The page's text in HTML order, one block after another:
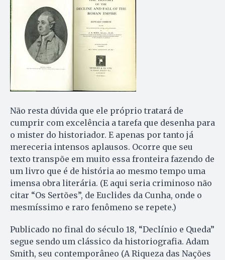
Não resta dúvida que ele próprio tratará de
cumprir com excelência a tarefa que desenha para
o mister do historiador. E apenas por tanto já
mereceria intensos aplausos. Ocorre que seu
texto transpõe em muito essa fronteira fazendo de
um livro que é de história ao mesmo tempo uma
imensa obra literária. (E aqui seria criminoso não
citar “Os Sertões”, de Euclides da Cunha, onde o
mesmíssimo e raro fenômeno se repete.)
Publicado no final do século 18, “Declínio e Queda”
segue sendo um clássico da historiografia. Adam
Smith, seu contemporâneo (A Riqueza das Nações